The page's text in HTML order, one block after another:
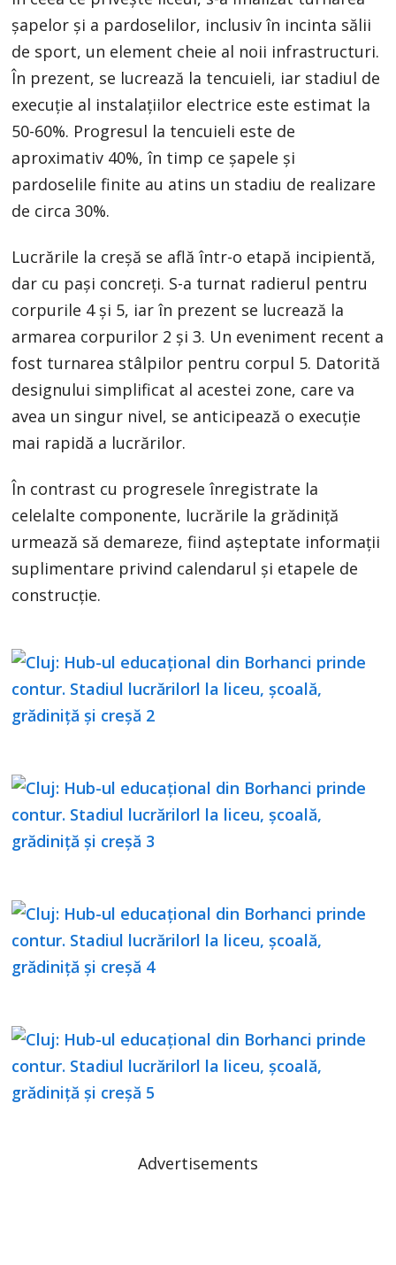
șapelor și a pardoselilor, inclusiv în incinta sălii
de sport, un element cheie al noii infrastructuri.
În prezent, se lucrează la tencuieli, iar stadiul de
execuție al instalațiilor electrice este estimat la
50-60%. Progresul la tencuieli este de
aproximativ 40%, în timp ce șapele și
pardoselile finite au atins un stadiu de realizare
de circa 30%.
Lucrările la creșă se află într-o etapă incipientă,
dar cu pași concreți. S-a turnat radierul pentru
corpurile 4 și 5, iar în prezent se lucrează la
armarea corpurilor 2 și 3. Un eveniment recent a
fost turnarea stâlpilor pentru corpul 5. Datorită
designului simplificat al acestei zone, care va
avea un singur nivel, se anticipează o execuție
mai rapidă a lucrărilor.
În contrast cu progresele înregistrate la
celelalte componente, lucrările la grădiniță
urmează să demareze, fiind așteptate informații
suplimentare privind calendarul și etapele de
construcție.
Advertisements